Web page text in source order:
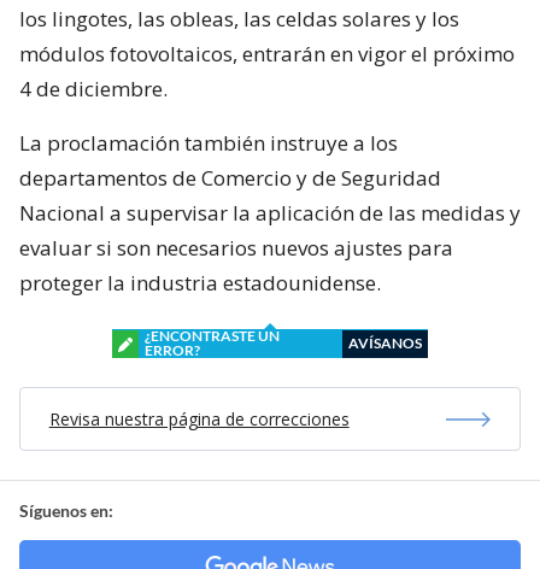
los lingotes, las obleas, las celdas solares y los
módulos fotovoltaicos, entrarán en vigor el próximo
4 de diciembre.
La proclamación también instruye a los
departamentos de Comercio y de Seguridad
Nacional a supervisar la aplicación de las medidas y
evaluar si son necesarios nuevos ajustes para
proteger la industria estadounidense.
¿ENCONTRASTE UN
ERROR?
AVÍSANOS
Revisa nuestra página de correcciones
Síguenos en: